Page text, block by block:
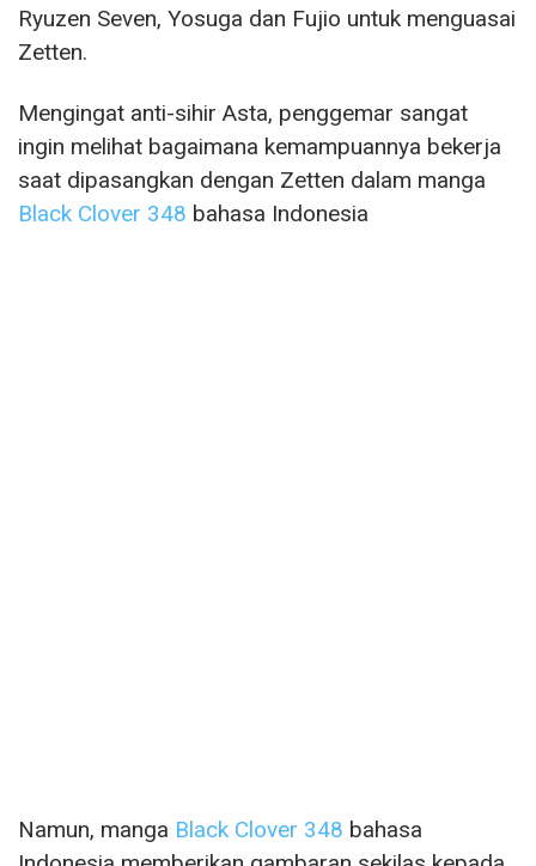
Ryuzen Seven, Yosuga dan Fujio untuk menguasai
Zetten.
Mengingat anti-sihir Asta, penggemar sangat
ingin melihat bagaimana kemampuannya bekerja
saat dipasangkan dengan Zetten dalam manga
Black Clover 348 bahasa Indonesia
Namun, manga Black Clover 348 bahasa